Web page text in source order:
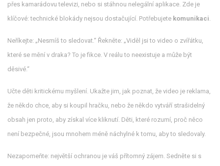
přes kamarádovu televizi, nebo si stáhnou nelegální aplikace. Zde je
klíčové: technické blokády nejsou dostačující. Potřebujete komunikaci.
Neříkejte: „Nesmíš to sledovat.“ Řekněte: „Viděl jsi to video o zvířátku,
které se mění v draka? To je fikce. V reálu to neexistuje a může být
děsivé.“
Učte děti kritickému myšlení. Ukažte jim, jak poznat, že video je reklama,
že někdo chce, aby si koupil hračku, nebo že někdo vytváří strašidelný
obsah jen proto, aby získal více kliknutí. Děti, které rozumí, proč něco
není bezpečné, jsou mnohem méně náchylné k tomu, aby to sledovaly.
Nezapomeňte: největší ochranou je váš přítomný zájem. Sedněte si s